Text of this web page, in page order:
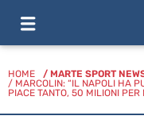
HOME / MARTE SPORT
/ MARCOLIN: “IL NAPOLI HA
PIACE TANTO, 50 MILIONI PER